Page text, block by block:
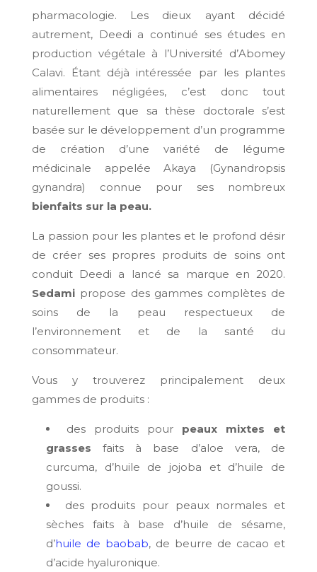
pharmacologie. Les dieux ayant décidé
autrement, Deedi a continué ses études en
production végétale à l’Université d’Abomey
Calavi. Étant déjà intéressée par les plantes
alimentaires négligées, c’est donc tout
naturellement que sa thèse doctorale s’est
basée sur le développement d’un programme
de création d’une variété de légume
médicinale appelée Akaya (Gynandropsis
gynandra) connue pour ses nombreux
bienfaits sur la peau.
La passion pour les plantes et le profond désir
de créer ses propres produits de soins ont
conduit Deedi a lancé sa marque en 2020.
Sedamipropose des gammes complètes de
soins de la peau respectueux de
l’environnement et de la santé du
consommateur.
Vous y trouverez principalement deux
gammes de produits :
des produits pour peaux mixtes et
grasses faits à base d’aloe vera, de
curcuma, d’huile de jojoba et d’huile de
goussi.
des produits pour peaux normales et
sèches faits à base d’huile de sésame,
d’huile de baobab, de beurre de cacao et
d’acide hyaluronique.